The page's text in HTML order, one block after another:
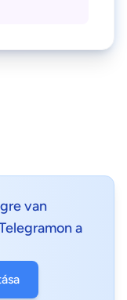
van
a